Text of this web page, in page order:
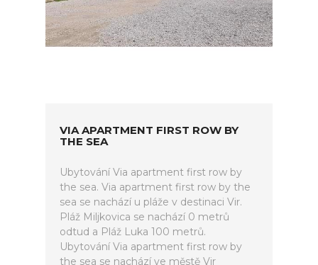
VIA APARTMENT FIRST ROW BY
THE SEA
Ubytování Via apartment first row by
the sea. Via apartment first row by the
sea se nachází u pláže v destinaci Vir.
Pláž Miljkovica se nachází 0 metrů
odtud a Pláž Luka 100 metrů.
Ubytování Via apartment first row by
the sea se nachází ve městě Vir